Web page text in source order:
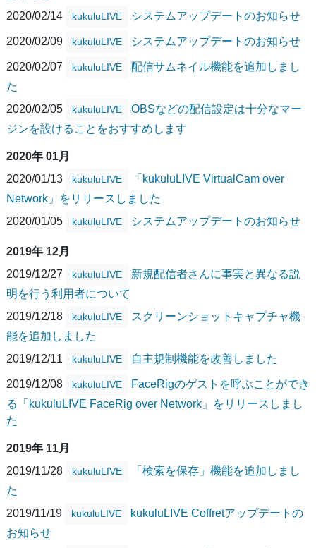
2020/02/14
kukuluLIVE システムアップデートのお知らせ
2020/02/09 kukuluLIVE システムアップデートのお知らせ
2020/02/07 kukuluLIVE
配信サムネイル機能を追加しまし
た
2020/02/05
kukuluLIVE
OBSなどの配信設定は十分なマー
ジンを設けることをおすすめします
2020年 01月
2020/01/13
kukuluLIVE
「kukuluLIVE VirtualCam over
Network」をリリースしました
2020/01/05
kukuluLIVE システムアップデートのお知らせ
2019年 12月
2019/12/27
kukuluLIVE
新規配信者さんに事実と異なる説
明を行う利用者について
2019/12/18
kukuluLIVE
スクリーンショットキャプチャ機
能を追加しました
2019/12/11
kukuluLIVE 自主規制機能を改善しました
2019/12/08 kukuluLIVE
FaceRigのゲストを呼ぶことができ
る「kukuluLIVE FaceRig over Network」をリリースしまし
た
2019年 11月
2019/11/28
kukuluLIVE
「検索を保存」機能を追加しまし
た
2019/11/19
kukuluLIVE
kukuluLIVE Coffretアップデートの
お知らせ